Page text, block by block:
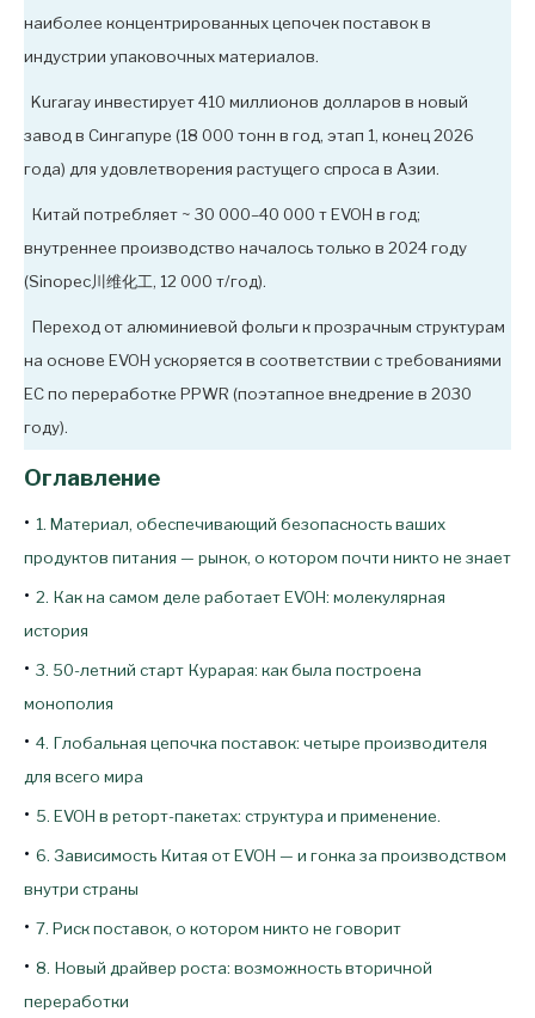
наиболее концентрированных цепочек поставок в
индустрии упаковочных материалов.
Kuraray инвестирует 410 миллионов долларов в новый
завод в Сингапуре (18 000 тонн в год, этап 1, конец 2026
года) для удовлетворения растущего спроса в Азии.
Китай потребляет ~ 30 000–40 000 т EVOH в год;
внутреннее производство началось только в 2024 году
(Sinopec川维化工, 12 000 т/год).
Переход от алюминиевой фольги к прозрачным структурам
на основе EVOH ускоряется в соответствии с требованиями
ЕС по переработке PPWR (поэтапное внедрение в 2030
году).
Оглавление
• 1. Материал, обеспечивающий безопасность ваших
продуктов питания — рынок, о котором почти никто не знает
• 2. Как на самом деле работает EVOH: молекулярная
история
• 3. 50-летний старт Курарая: как была построена
монополия
• 4. Глобальная цепочка поставок: четыре производителя
для всего мира
• 5. EVOH в реторт-пакетах: структура и применение.
• 6. Зависимость Китая от EVOH — и гонка за производством
внутри страны
• 7. Риск поставок, о котором никто не говорит
• 8. Новый драйвер роста: возможность вторичной
переработки